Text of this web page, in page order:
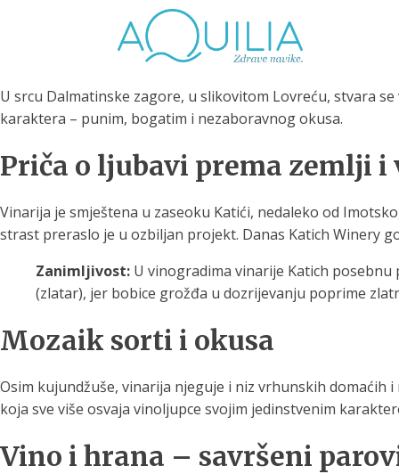
U srcu Dalmatinske zagore, u slikovitom Lovreću, stvara
karaktera – punim, bogatim i nezaboravnog okusa.
Priča o ljubavi prema zemlji i
Vinarija je smještena u zaseoku Katići, nedaleko od
strast preraslo je u ozbiljan projekt. Danas Katich Winery
Zanimljivost: U vinogradima vinarije Katich posebnu
(zlatar), jer bobice grožđa u dozrijevanju poprime
Mozaik sorti i okusa
Osim kujundžuše, vinarija njeguje i niz vrhunskih domaćih
koja sve više osvaja vinoljupce svojim jedinstvenim
Vino i hrana – savršeni
Tuš glave
filtriranje vode za
tuširanje
Vrčevi za filtriranje
vode
Potpuno prijenosno rješenje
za sigurnu i čistu vodu za piće
za